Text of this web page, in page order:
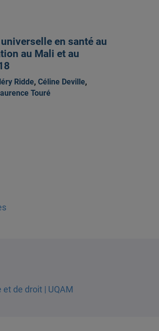
en santé au
au Mali et au
Ridde, Céline Deville,
Touré